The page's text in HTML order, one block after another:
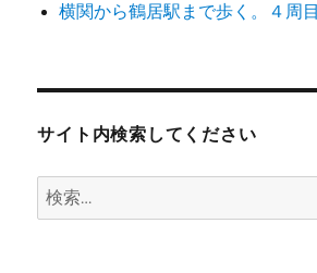
横関から鶴居駅まで歩く。４周目
サイト内検索してください
検
索: